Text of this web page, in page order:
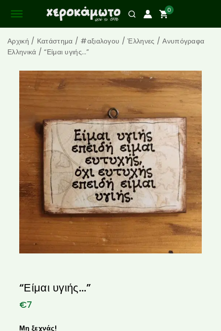
0
Αρχική / Κατάστημα / #αξιαλογου / Έλληνες / Ανυπόγραφα
Ελληνικά / “Είμαι υγιής…”
“Είμαι υγιής…”
€7
Μη ξεχνάς!